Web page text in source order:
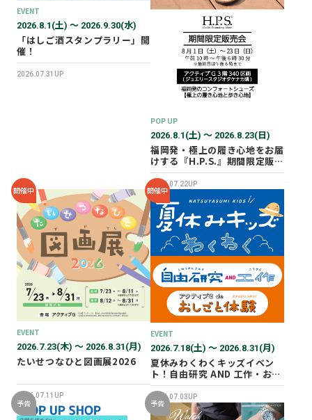
EVENT
2026.8.1(土) 〜 2026.9.30(水)
「はしご酒スタンプラリー」開
催！
2026.07.31UP
POP UP
2026.8.1(土) 〜 2026.8.23(日)
福岡発・極上の履き心地をお届
けする『H.P.S.』期間限定販売
会を開催✨
2026.07.22UP
開催中
EVENT
2026.7.23(木) 〜 2026.8.31(月)
たいせつなひと図画展2026
2026.07.11UP
開催中
EVENT
2026.7.18(土) 〜 2026.8.31(月)
夏休みわくわくキッズイベン
ト！自由研究 AND 工作・おし
ごと体験！
2026.07.03UP
予告 予告